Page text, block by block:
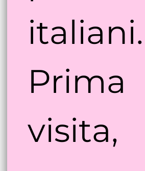
italiani.
Prima
visita,